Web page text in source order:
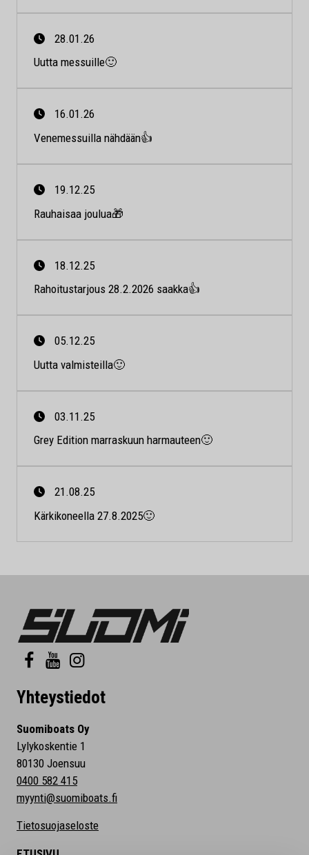
28.01.26
Uutta messuille🙂
16.01.26
Venemessuilla nähdään👍
19.12.25
Rauhaisaa joulua🎁
18.12.25
Rahoitustarjous 28.2.2026 saakka👍
05.12.25
Uutta valmisteilla🙂
03.11.25
Grey Edition marraskuun harmauteen🙂
21.08.25
Kärkikoneella 27.8.2025🙂
Yhteystiedot
Suomiboats Oy
Lylykoskentie 1
80130 Joensuu
0400 582 415
myynti@suomiboats.fi
Tietosuojaseloste